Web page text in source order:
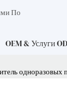
По
OEM & Услуги
одноразовых